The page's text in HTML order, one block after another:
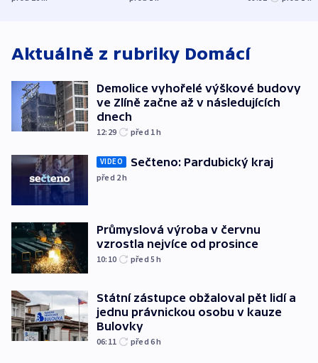
Aktuálně z rubriky Domácí
Demolice vyhořelé výškové budovy
ve Zlíně začne až v následujících
dnech
12:29 před 1h
VIDEO Sečteno: Pardubický kraj
před 2h
Průmyslová výroba v červnu
vzrostla nejvíce od prosince
10:10 před 5h
Státní zástupce obžaloval pět lidí a
jednu právnickou osobu v kauze
Bulovky
06:11 před 6h